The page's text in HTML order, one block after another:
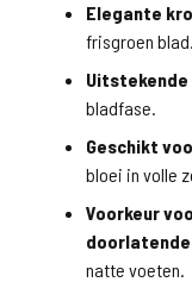
Elegante
frisgroen blad.
bladfase.
Geschikt
bloei in volle
Voorkeur
natte voeten.